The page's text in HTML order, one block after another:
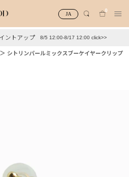
JA
0
）
ントアップ 8/5 12:00-8/17 12:00 click>>
シトリンパールミックスブーケイヤークリップ